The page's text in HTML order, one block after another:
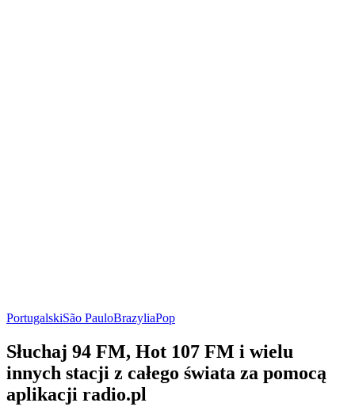
PortugalskiSão PauloBrazyliaPop
Słuchaj 94 FM, Hot 107 FM i wielu
innych stacji z całego świata za pomocą
aplikacji radio.pl